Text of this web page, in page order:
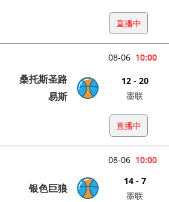
直播中
10:00
08-06
桑托斯圣路
易斯
12 - 20
墨联
直播中
10:00
08-06
银色巨狼
14 - 7
墨联